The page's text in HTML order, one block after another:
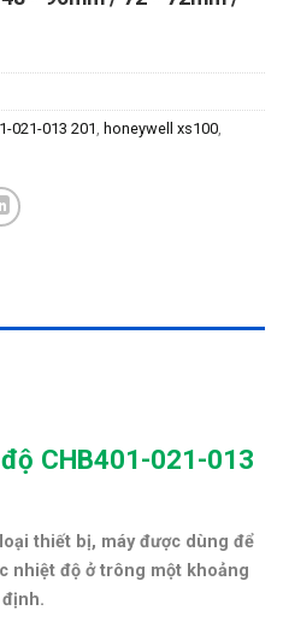
021-013 201, honeywell xs100,
CHB401-021-013
thiết bị, máy được dùng để
nhiệt độ ở trông một khoảng